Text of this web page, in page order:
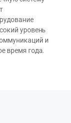
уровень
и
время года.